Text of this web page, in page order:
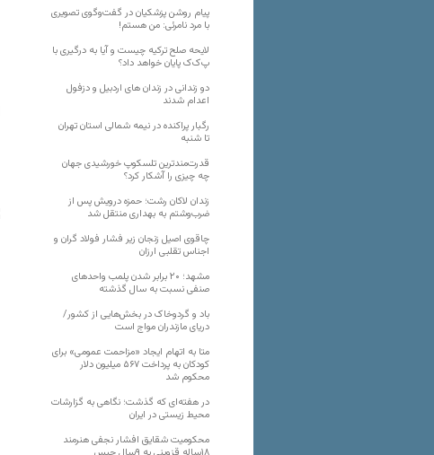
پیام روشن پزشکیان در گفت‌و‌گوی تصویری
با مرد نامرئی: من هستم!
لایحه صلح ترکیه چیست و آیا به درگیری با
پ‌ک‌ک پایان خواهد داد؟
دو زندانی در زندان های اردبیل و دزفول
اعدام شدند
رگبار پراکنده در نیمه شمالی استان تهران
تا شنبه
قدرت‌مندترین تلسکوپ خورشیدی جهان
چه چیزی را آشکار کرد؟
زندان لاکان رشت؛ حمزه درویش پس از
ضرب‌وشتم به بهداری منتقل شد
چاقوی اصیل زنجان زیر فشار فولاد گران و
اجناس تقلبی ارزان
مشهد؛ ۲۰ برابر شدن پلمب واحدهای
صنفی نسبت به سال گذشته
باد و گردوخاک در بخش‌هایی از کشور/
دریای مازندران مواج است
متا به اتهام ایجاد «مزاحمت عمومی» برای
کودکان به پرداخت ۵۶۷ میلیون دلار
محکوم شد
در هفته‌ای که گذشت؛ نگاهی به گزارشات
محیط زیستی در ایران
محکومیت شقایق افشار نجفی هنرمند